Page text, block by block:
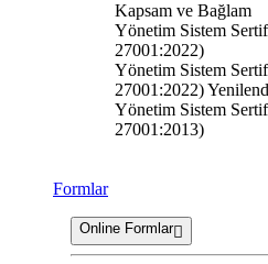
Kapsam ve Bağlam
Yönetim Sistem
27001:2022)
Yönetim Sistem
27001:2022)
Yönetim Sistem
27001:2013)
Formlar
Online Formlar